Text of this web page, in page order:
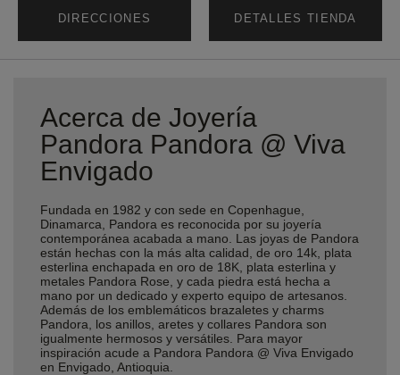
DIRECCIONES DETALLES TIENDA
Acerca de Joyería
Pandora Pandora @ Viva
Envigado
Fundada en 1982 y con sede en Copenhague,
Dinamarca, Pandora es reconocida por su joyería
contemporánea acabada a mano. Las joyas de Pandora
están hechas con la más alta calidad, de oro 14k, plata
esterlina enchapada en oro de 18K, plata esterlina y
metales Pandora Rose, y cada piedra está hecha a
mano por un dedicado y experto equipo de artesanos.
Además de los emblemáticos brazaletes y charms
Pandora, los anillos, aretes y collares Pandora son
igualmente hermosos y versátiles. Para mayor
inspiración acude a Pandora Pandora @ Viva Envigado
en Envigado, Antioquia.